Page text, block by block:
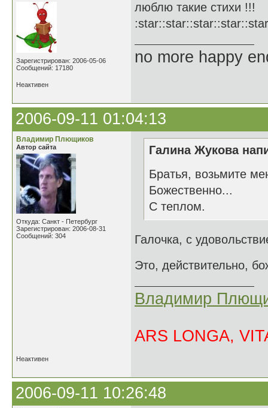
Зарегистрирован: 2006-05-06
Сообщений: 17180
люблю такие стихи !!!
no more happy
Неактивен
2006-09-11 01:04:13
Владимир Плющиков
Автор сайта
Откуда: Санкт - Петербург
Зарегистрирован: 2006-08-31
Сообщений: 304
Галина Жукова
Братья, возьмите
Божественно...
С теплом.
Галочка, с
Это, действительно,
Владимир
ARS LONGA,
Неактивен
2006-09-11 10:26:48